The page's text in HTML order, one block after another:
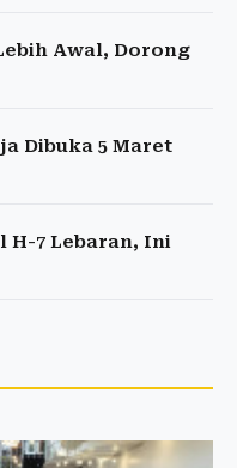
Awal, Dorong
Dibuka 5 Maret
H-7 Lebaran, Ini